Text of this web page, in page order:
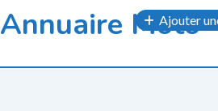
to
Annuaire Moto
Ajouter